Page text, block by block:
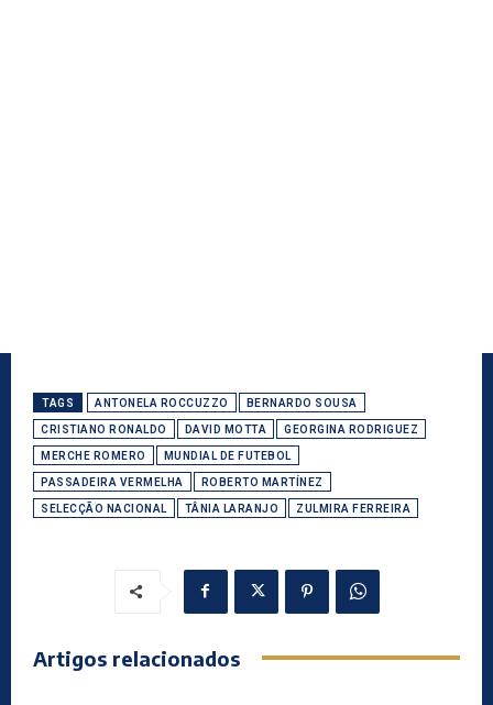
TAGS ANTONELA ROCCUZZO BERNARDO SOUSA
CRISTIANO RONALDO DAVID MOTTA GEORGINA RODRIGUEZ
MERCHE ROMERO MUNDIAL DE FUTEBOL
PASSADEIRA VERMELHA ROBERTO MARTÍNEZ
SELECÇÃO NACIONAL TÂNIA LARANJO ZULMIRA FERREIRA
Artigos relacionados